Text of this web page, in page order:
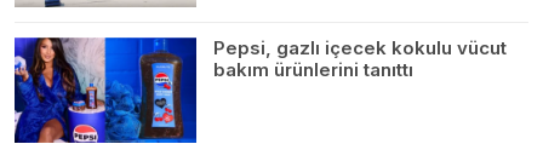
Pepsi, gazlı içecek kokulu vücut
bakım ürünlerini tanıttı